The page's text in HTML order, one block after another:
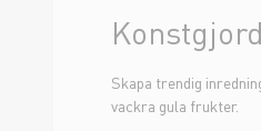
Skapa trendig
vackra gula frukter.